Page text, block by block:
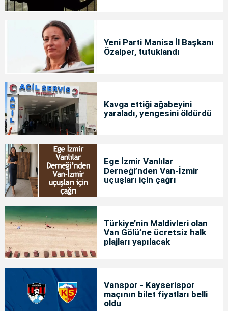
Yeni Parti Manisa İl Başkanı
Özalper, tutuklandı
Kavga ettiği ağabeyini
yaraladı, yengesini öldürdü
Ege İzmir Vanlılar
Derneği’nden Van-İzmir
uçuşları için çağrı
Türkiye’nin Maldivleri olan
Van Gölü’ne ücretsiz halk
plajları yapılacak
Vanspor - Kayserispor
maçının bilet fiyatları belli
oldu